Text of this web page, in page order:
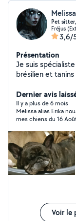
Pet
Fréjus
3,6/
Présentation
Je suis
brésilien et
Dernier avis
Il y a plus de 6 mois
Melissa alias Erika
mes chiens du 16
qu'il est tombé du
résultat des courses
nous n'irons plus en vacances. NB: elle
pour avoir une bonne
preuves avec moi.
Voir le